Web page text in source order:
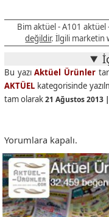
Bim aktüel - A101 aktüel
değildir. İlgili marketin
Bu yazıAktüel Ürünler
AKTÜELkategorisinde
tam olarak21 Ağustos 2013
Yorumlara kapalı.